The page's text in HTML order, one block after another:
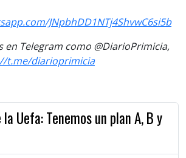
JNpbhDD1NTj4ShvwC6si5b
en Telegram como @DiarioPrimicia,
t.me/diarioprimicia
Uefa: Tenemos un plan A, B y